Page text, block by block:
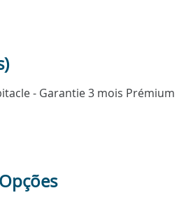
- Garantie 3 mois Prémium